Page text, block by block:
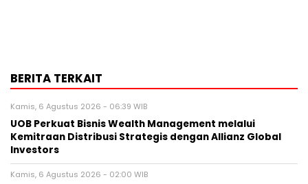
BERITA TERKAIT
Kamis, 6 Agustus 2026 - 06:39 WIB
UOB Perkuat Bisnis Wealth Management melalui
Kemitraan Distribusi Strategis dengan Allianz Global
Investors
Kamis, 6 Agustus 2026 - 02:00 WIB